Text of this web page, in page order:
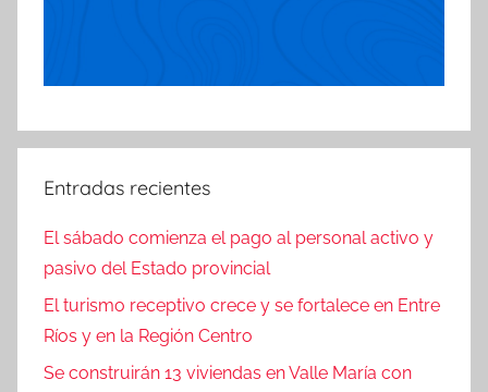
Entradas recientes
El sábado comienza el pago al personal activo y
pasivo del Estado provincial
El turismo receptivo crece y se fortalece en Entre
Ríos y en la Región Centro
Se construirán 13 viviendas en Valle María con